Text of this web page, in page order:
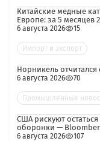
Китайские медные
Европе: за 5 месяцев
6 августа 2026 15
Импорт и экспорт
Норникель отчитался
6 августа 2026 70
Промышленные
США рискуют
оборонки —
6 августа 2026 107